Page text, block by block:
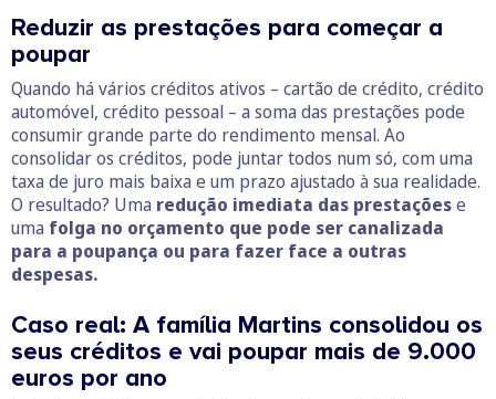
Reduzir as prestações para começar a
poupar
Quando há vários créditos ativos – cartão de crédito, crédito
automóvel, crédito pessoal – a soma das prestações pode
consumir grande parte do rendimento mensal. Ao
consolidar os créditos, pode juntar todos num só, com uma
taxa de juro mais baixa e um prazo ajustado à sua realidade.
O resultado? Uma redução imediata das prestaçõese
uma folga no orçamento que pode ser canalizada
para a poupança ou para fazer face a outras
despesas.
Caso real: A família Martins consolidou os
seus créditos e vai poupar mais de 9.000
euros por ano